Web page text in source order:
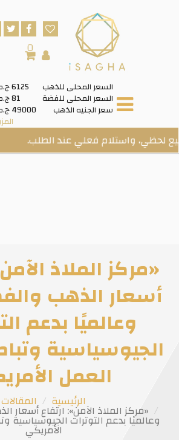
السعر المحلى للذهب 6125 ج.م
السعر المحلى للفضة 81 ج.م
سعر الجنيه الذهب 49000 ج.م
0
فعلي عند الطلب.
«مركز الملاذ
أسعار الذهب
وعالميًا بدعم
الجيوسياسية
العمل
الرئيسية المقالات
«مركز الملاذ الآمن»: ارتفاع أسعار
وعالميًا بدعم التوترات
الأمريكي